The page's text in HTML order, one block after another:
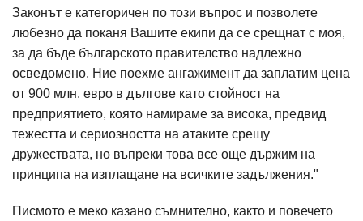
Законът е категоричен по този въпрос и позволете
любезно да поканя Вашите екипи да се срещнат с моя,
за да бъде българското правителство надлежно
осведомено. Ние поехме ангажимент да заплатим цена
от 900 млн. евро в дългове като стойност на
предприятието, която намираме за висока, предвид
тежестта и сериозността на атаките срещу
дружествата, но въпреки това все още държим на
принципа на изплащане на всичките задължения."
Писмото е меко казано съмнително, както и повечето